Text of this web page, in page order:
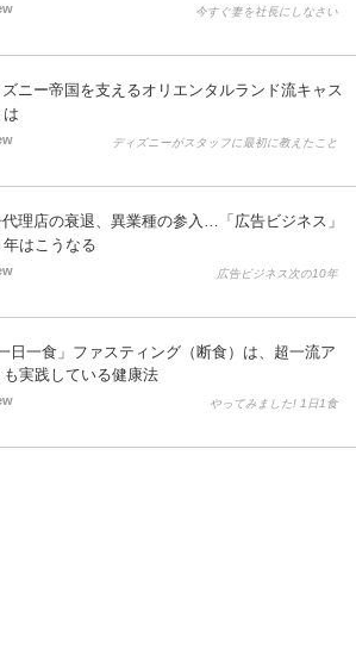
今すぐ妻を社長にしなさい
ニー帝国を支えるオリエンタルランド流キャス
は
ディズニーがスタッフに最初に教えたこと
代理店の衰退、異業種の参入…「広告ビジネス」
はこうなる
広告ビジネス次の10年
日一食」ファスティング（断食）は、超一流ア
も実践している健康法
やってみました! 1日1食